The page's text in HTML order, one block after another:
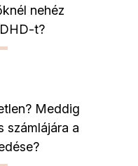
nehéz
t?
Meddig
számlájára a